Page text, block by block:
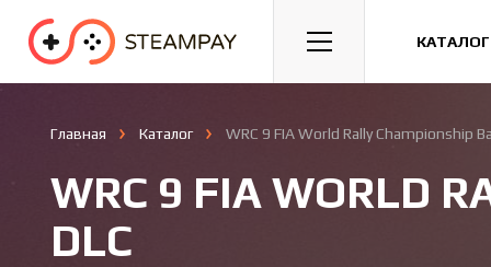
Спорт Гонки Казуальные
Главная Каталог WRC 9 FIA World Rally Championship
WRC 9 FIA WORLD
DLC